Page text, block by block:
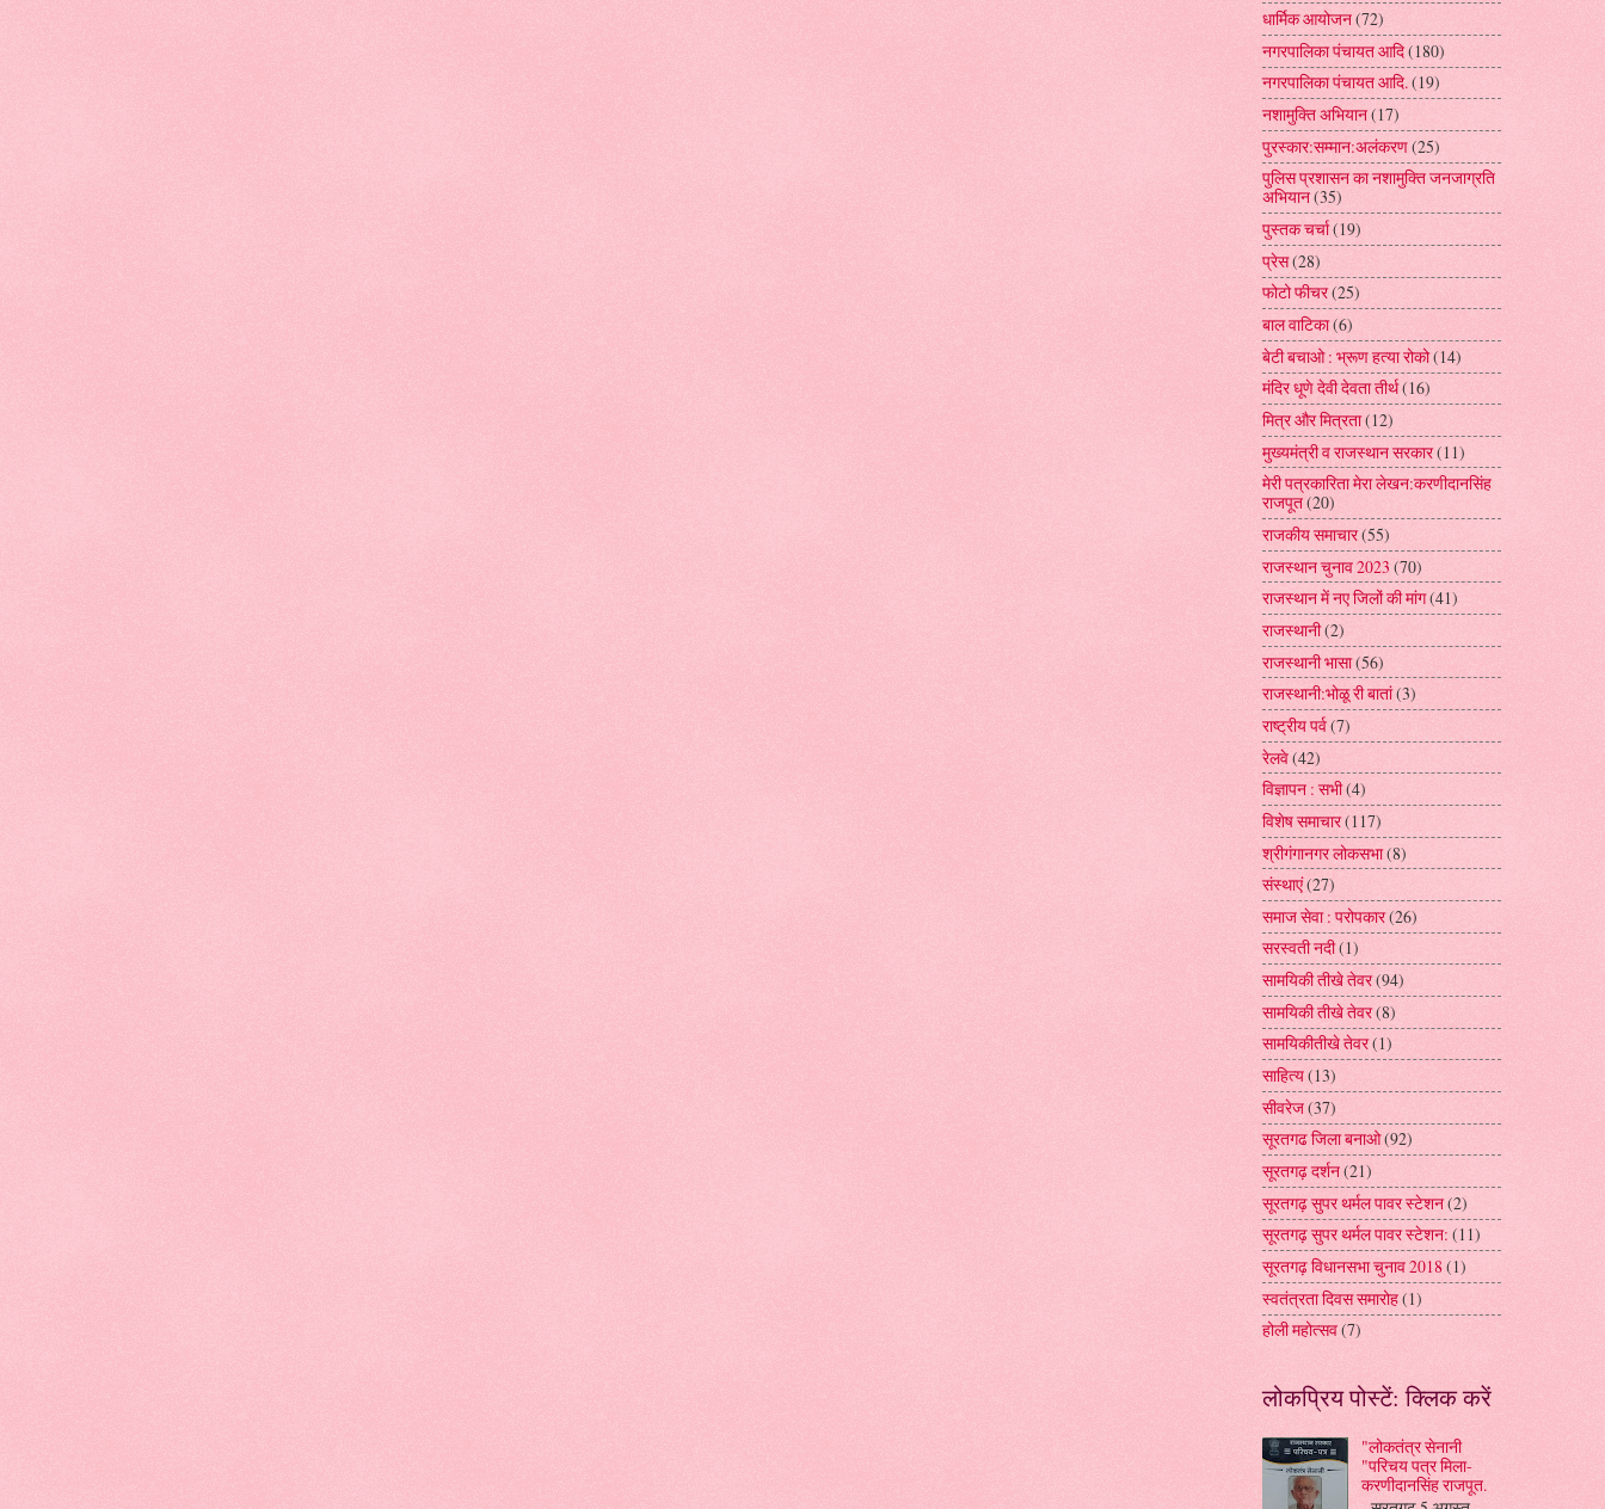
धार्मिक आयोजन(72)
नगरपालिका पंचायत आदि(180)
नगरपालिका पंचायत आदि.(19)
नशामुक्ति अभियान(17)
पुरस्कार:सम्मान:अलंकरण(25)
पुलिस प्रशासन का नशामुक्ति जनजाग्रति
अभियान(35)
पुस्तक चर्चा(19)
प्रेस(28)
फोटो फीचर(25)
बाल वाटिका(6)
बेटी बचाओ : भ्रूण हत्या रोको(14)
मंदिर धूणे देवी देवता तीर्थ(16)
मित्र और मित्रता(12)
मुख्यमंत्री व राजस्थान सरकार(11)
मेरी पत्रकारिता मेरा लेखन:करणीदानसिंह
राजपूत(20)
राजकीय समाचार(55)
राजस्थान चुनाव 2023 (70)
राजस्थान में नए जिलों की मांग(41)
राजस्थानी(2)
राजस्थानी भासा(56)
राजस्थानी:भोळू री बातां(3)
राष्ट्रीय पर्व(7)
रेलवे(42)
विज्ञापन : सभी(4)
विशेष समाचार(117)
श्रीगंगानगर लोकसभा(8)
संस्थाएं(27)
समाज सेवा : परोपकार(26)
सरस्वती नदी(1)
सामयिकी तीखे तेवर(94)
सामयिकी तीखे तेवर(8)
सामयिकीतीखे तेवर(1)
साहित्य(13)
सीवरेज(37)
सूरतगढ जिला बनाओ(92)
सूरतगढ़ दर्शन(21)
सूरतगढ़ सुपर थर्मल पावर स्टेशन(2)
सूरतगढ़ सुपर थर्मल पावर स्टेशन: (11)
सूरतगढ़ विधानसभा चुनाव 2018(1)
स्वतंत्रता दिवस समारोह(1)
होली महोत्सव(7)
लोकप्रिय पोस्टें: क्लिक करें
"लोकतंत्र सेनानी
"परिचय पत्र मिला-
करणीदानसिंह राजपूत.